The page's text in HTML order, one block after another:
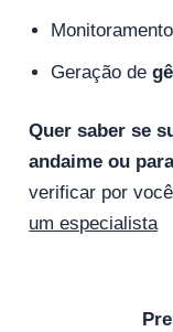
Geração de
Quer saber se
andaime ou
verificar por
um especialista